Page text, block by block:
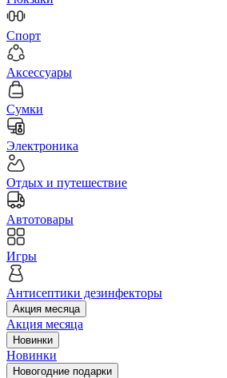
Спорт
Аксессуары
Сумки
Электроника
Отдых и путешествие
Автотовары
Игры
Антисептики дезинфекторы
Акция месяца
Акция месяца
Новинки
Новинки
Новогодние подарки